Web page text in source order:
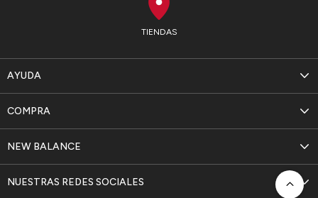
TIENDAS
AYUDA
NEW BALANCE
COMPRA
NUESTRAS REDES SOCIALES